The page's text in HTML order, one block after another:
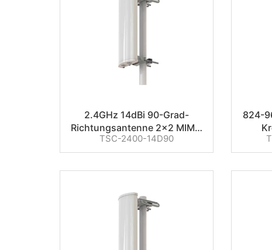
2.4GHz 14dBi 90-Grad-
Richtungsantenne 2×2 MIMO
Sektorantenne
TSC-2400-14D90
824-